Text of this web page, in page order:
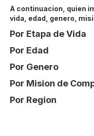
A continuacion, quien
vida, edad, genero,
Por Etapa de Vida
Por Edad
Por Genero
Por Mision de
Por Region